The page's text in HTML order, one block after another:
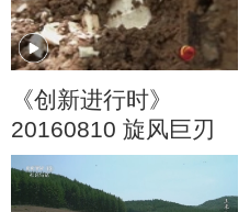
《创新进行时》
20160810 旋风巨刃